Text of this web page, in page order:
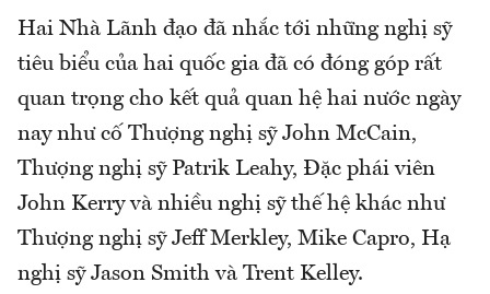
Hai Nhà Lãnh đạo đã nhắc tới những nghị sỹ
tiêu biểu của hai quốc gia đã có đóng góp rất
quan trọng cho kết quả quan hệ hai nước ngày
nay như cố Thượng nghị sỹ John McCain,
Thượng nghị sỹ Patrik Leahy, Đặc phái viên
John Kerry và nhiều nghị sỹ thế hệ khác như
Thượng nghị sỹ Jeff Merkley, Mike Capro, Hạ
nghị sỹ Jason Smith và Trent Kelley.